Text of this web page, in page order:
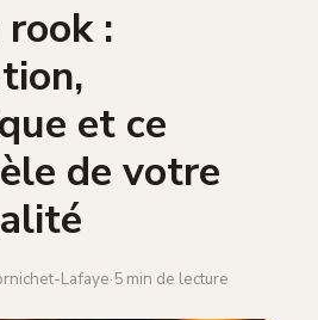
:
et ce
de votre
Lafaye·5 min de lecture